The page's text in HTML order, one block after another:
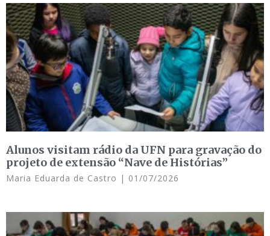
Alunos visitam rádio da UFN para gravação do
projeto de extensão “Nave de Histórias”
Maria Eduarda de Castro 01/07/2026